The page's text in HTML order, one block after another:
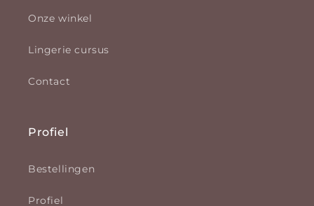
Onze winkel
Lingerie cursus
Contact
Profiel
Bestellingen
Profiel